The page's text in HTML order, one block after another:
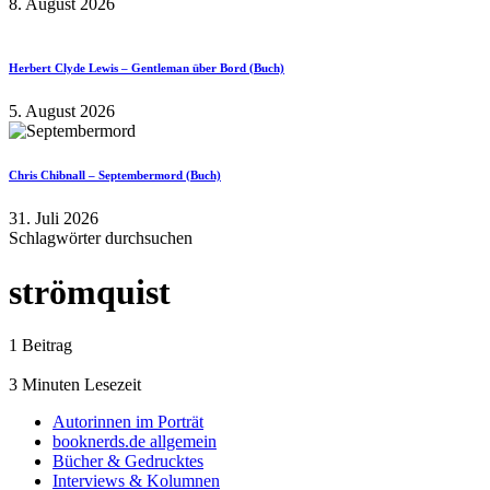
8. August 2026
Herbert Clyde Lewis – Gentleman über Bord (Buch)
5. August 2026
Chris Chibnall – Septembermord (Buch)
31. Juli 2026
Schlagwörter durchsuchen
strömquist
1 Beitrag
3 Minuten Lesezeit
Autorinnen im Porträt
booknerds.de allgemein
Bücher & Gedrucktes
Interviews & Kolumnen